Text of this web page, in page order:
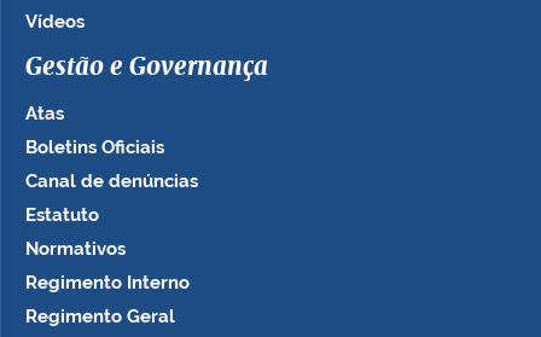
Vídeos
Gestão e Governança
Atas
Boletins Oficiais
Canal de denúncias
Estatuto
Normativos
Regimento Interno
Regimento Geral